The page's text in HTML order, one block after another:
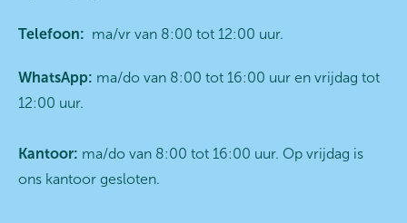
Telefoon: ma/vr van 8:00 tot 12:00 uur.
WhatsApp: ma/do van 8:00 tot 16:00 uur en vrijdag tot
12:00 uur.
Kantoor: ma/do van 8:00 tot 16:00 uur. Op vrijdag is
ons kantoor gesloten.